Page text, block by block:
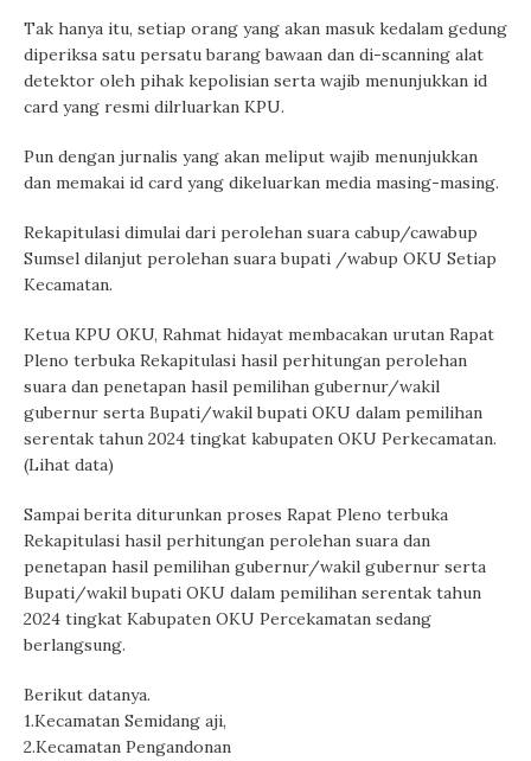
Tak hanya itu, setiap orang yang akan masuk kedalam gedung
diperiksa satu persatu barang bawaan dan di-scanning alat
detektor oleh pihak kepolisian serta wajib menunjukkan id
card yang resmi dilrluarkan KPU.
Pun dengan jurnalis yang akan meliput wajib menunjukkan
dan memakai id card yang dikeluarkan media masing-masing.
Rekapitulasi dimulai dari perolehan suara cabup/cawabup
Sumsel dilanjut perolehan suara bupati /wabup OKU Setiap
Kecamatan.
Ketua KPU OKU, Rahmat hidayat membacakan urutan Rapat
Pleno terbuka Rekapitulasi hasil perhitungan perolehan
suara dan penetapan hasil pemilihan gubernur/wakil
gubernur serta Bupati/wakil bupati OKU dalam pemilihan
serentak tahun 2024 tingkat kabupaten OKU Perkecamatan.
(Lihat data)
Sampai berita diturunkan proses Rapat Pleno terbuka
Rekapitulasi hasil perhitungan perolehan suara dan
penetapan hasil pemilihan gubernur/wakil gubernur serta
Bupati/wakil bupati OKU dalam pemilihan serentak tahun
2024 tingkat Kabupaten OKU Percekamatan sedang
berlangsung.
Berikut datanya.
1.Kecamatan Semidang aji,
2.Kecamatan Pengandonan